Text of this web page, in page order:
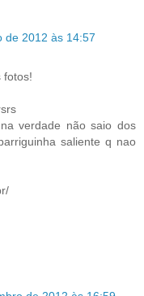
de 2012 às 14:57
fotos!
verdade não saio dos
saliente q nao